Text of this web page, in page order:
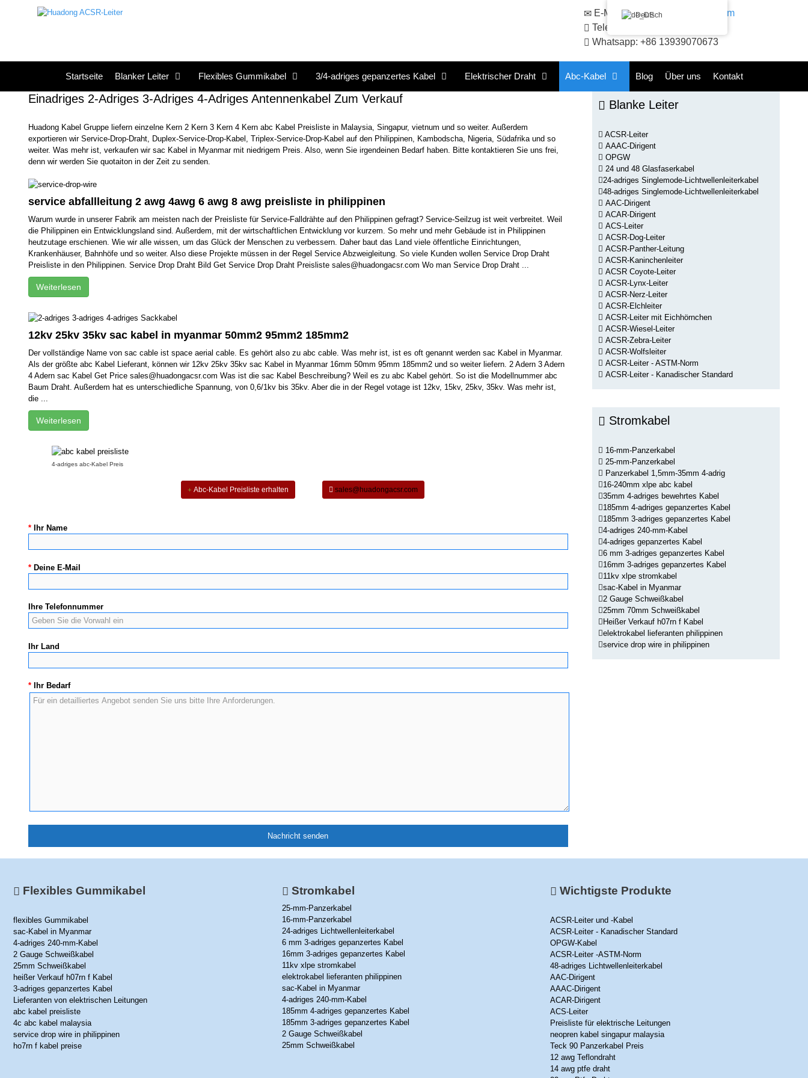
E-Mail:sales@huadongacsr.com
Telefon: +86 371-86230866
Whatsapp: +86 13939070673
Startseite Blanker Leiter Flexibles Gummikabel 3/4-adriges gepanzertes Kabel Elektrischer Draht Abc-Kabel Blog Über uns Kontakt
Einadriges 2-Adriges 3-Adriges 4-Adriges Antennenkabel Zum Verkauf
Huadong Kabel Gruppe liefern einzelne Kern 2 Kern 3 Kern 4 Kern abc Kabel Preisliste in Malaysia, Singapur, vietnum und so weiter. Außerdem
exportieren wir Service-Drop-Draht, Duplex-Service-Drop-Kabel, Triplex-Service-Drop-Kabel auf den Philippinen, Kambodscha, Nigeria, Südafrika und so
weiter. Was mehr ist, verkaufen wir sac Kabel in Myanmar mit niedrigem Preis. Also, wenn Sie irgendeinen Bedarf haben. Bitte kontaktieren Sie uns frei,
denn wir werden Sie quotaiton in der Zeit zu senden.
service abfallleitung 2 awg 4awg 6 awg 8 awg preisliste in philippinen
Warum wurde in unserer Fabrik am meisten nach der Preisliste für Service-Falldrähte auf den Philippinen gefragt? Service-Seilzug ist weit verbreitet. Weil
die Philippinen ein Entwicklungsland sind. Außerdem, mit der wirtschaftlichen Entwicklung vor kurzem. So mehr und mehr Gebäude ist in Philippinen
heutzutage erschienen. Wie wir alle wissen, um das Glück der Menschen zu verbessern. Daher baut das Land viele öffentliche Einrichtungen,
Krankenhäuser, Bahnhöfe und so weiter. Also diese Projekte müssen in der Regel Service Abzweigleitung. So viele Kunden wollen Service Drop Draht
Preisliste in den Philippinen. Service Drop Draht Bild Get Service Drop Draht Preisliste sales@huadongacsr.com Wo man Service Drop Draht ...
Weiterlesen
12kv 25kv 35kv sac kabel in myanmar 50mm2 95mm2 185mm2
Der vollständige Name von sac cable ist space aerial cable. Es gehört also zu abc cable. Was mehr ist, ist es oft genannt werden sac Kabel in Myanmar.
Als der größte abc Kabel Lieferant, können wir 12kv 25kv 35kv sac Kabel in Myanmar 16mm 50mm 95mm 185mm2 und so weiter liefern. 2 Adern 3 Adern
4 Adern sac Kabel Get Price sales@huadongacsr.com Was ist die sac Kabel Beschreibung? Weil es zu abc Kabel gehört. So ist die Modellnummer abc
Baum Draht. Außerdem hat es unterschiedliche Spannung, von 0,6/1kv bis 35kv. Aber die in der Regel votage ist 12kv, 15kv, 25kv, 35kv. Was mehr ist,
die ...
Weiterlesen
4-adriges abc-Kabel Preis
Abc-Kabel Preisliste erhalten sales@huadongacsr.com
* Ihr Name
* Deine E-Mail
Ihre Telefonnummer
Ihr Land
* Ihr Bedarf
Blanke Leiter
ACSR-Leiter
AAAC-Dirigent
OPGW
24 und 48 Glasfaserkabel
24-adriges Singlemode-Lichtwellenleiterkabel
48-adriges Singlemode-Lichtwellenleiterkabel
AAC-Dirigent
ACAR-Dirigent
ACS-Leiter
ACSR-Dog-Leiter
ACSR-Panther-Leitung
ACSR-Kaninchenleiter
ACSR Coyote-Leiter
ACSR-Lynx-Leiter
ACSR-Nerz-Leiter
ACSR-Elchleiter
ACSR-Leiter mit Eichhörnchen
ACSR-Wiesel-Leiter
ACSR-Zebra-Leiter
ACSR-Wolfsleiter
ACSR-Leiter - ASTM-Norm
ACSR-Leiter - Kanadischer Standard
Stromkabel
16-mm-Panzerkabel
25-mm-Panzerkabel
Panzerkabel 1,5mm-35mm 4-adrig
16-240mm xlpe abc kabel
35mm 4-adriges bewehrtes Kabel
185mm 4-adriges gepanzertes Kabel
185mm 3-adriges gepanzertes Kabel
4-adriges 240-mm-Kabel
4-adriges gepanzertes Kabel
6 mm 3-adriges gepanzertes Kabel
16mm 3-adriges gepanzertes Kabel
11kv xlpe stromkabel
sac-Kabel in Myanmar
2 Gauge Schweißkabel
25mm 70mm Schweißkabel
Heißer Verkauf h07rn f Kabel
elektrokabel lieferanten philippinen
service drop wire in philippinen
Flexibles Gummikabel
flexibles Gummikabel
sac-Kabel in Myanmar
4-adriges 240-mm-Kabel
2 Gauge Schweißkabel
25mm Schweißkabel
heißer Verkauf h07rn f Kabel
3-adriges gepanzertes Kabel
Lieferanten von elektrischen Leitungen
abc kabel preisliste
4c abc kabel malaysia
service drop wire in philippinen
ho7rn f kabel preise
Stromkabel
25-mm-Panzerkabel
16-mm-Panzerkabel
24-adriges Lichtwellenleiterkabel
6 mm 3-adriges gepanzertes Kabel
16mm 3-adriges gepanzertes Kabel
11kv xlpe stromkabel
elektrokabel lieferanten philippinen
sac-Kabel in Myanmar
4-adriges 240-mm-Kabel
185mm 4-adriges gepanzertes Kabel
185mm 3-adriges gepanzertes Kabel
2 Gauge Schweißkabel
25mm Schweißkabel
Wichtigste Produkte
ACSR-Leiter und -Kabel
ACSR-Leiter - Kanadischer Standard
OPGW-Kabel
ACSR-Leiter -ASTM-Norm
48-adriges Lichtwellenleiterkabel
AAC-Dirigent
AAAC-Dirigent
ACAR-Dirigent
ACS-Leiter
Preisliste für elektrische Leitungen
neopren kabel singapur malaysia
Teck 90 Panzerkabel Preis
12 awg Teflondraht
14 awg ptfe draht
Deutsch